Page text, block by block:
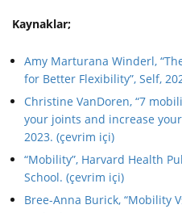
Kaynaklar;
Amy Marturana Winderl,
for Better Flexibility”, Self,
Christine VanDoren, “7
your joints and increase
2023. (çevrim içi)
“Mobility”, Harvard Health
School. (çevrim içi)
Bree-Anna Burick, “Mobility